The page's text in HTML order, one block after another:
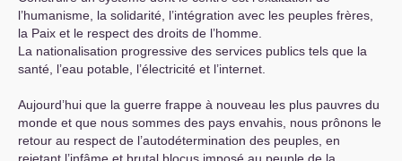
l’humanisme, la solidarité, l’intégration avec les peuples frères,
la Paix et le respect des droits de l’homme.
La nationalisation progressive des services publics tels que la
santé, l’eau potable, l’électricité et l’internet.
Aujourd’hui que la guerre frappe à nouveau les plus pauvres du
monde et que nous sommes des pays envahis, nous prônons le
retour au respect de l’autodétermination des peuples, en